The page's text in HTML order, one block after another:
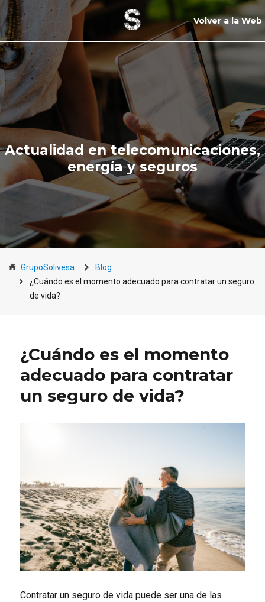
Volver a la Web
Actualidad en telecomunicaciones,
energía y seguros
GrupoSolivesa
Blog
¿Cuándo es el momento adecuado para contratar un seguro
de vida?
¿Cuándo es el momento
adecuado para contratar
un seguro de vida?
Contratar un seguro de vida puede ser una de las